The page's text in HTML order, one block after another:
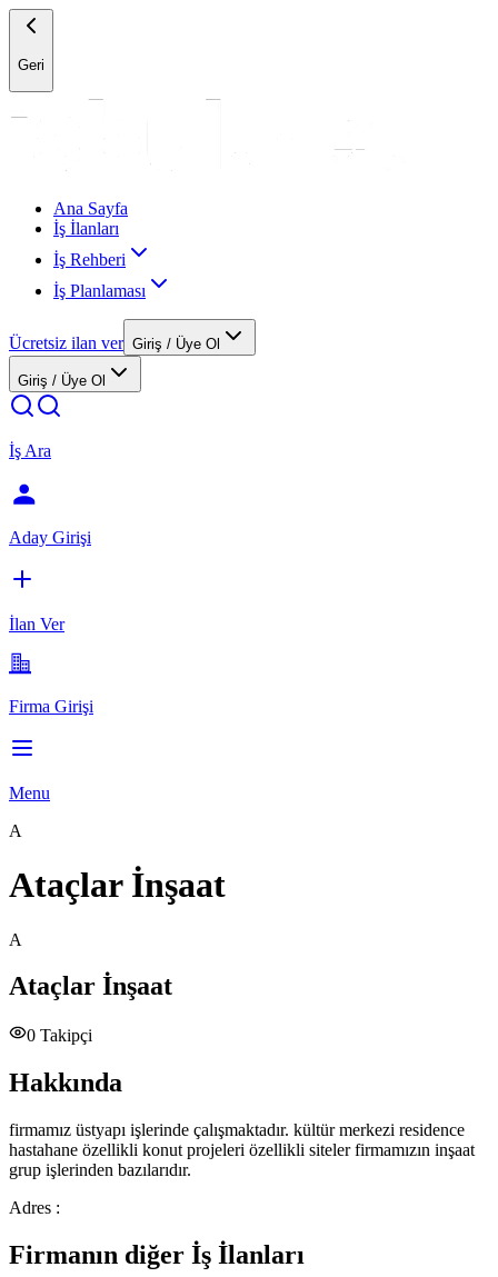
Geri
Ana Sayfa
İş İlanları
İş Rehberi
İş Planlaması
Ücretsiz ilan ver Giriş / Üye Ol
Giriş / Üye Ol
İş Ara
Aday Girişi
İlan Ver
Firma Girişi
Menu
A
Ataçlar İnşaat
A
Ataçlar İnşaat
0 Takipçi
Hakkında
firmamız üstyapı işlerinde çalışmaktadır. kültür merkezi residence
hastahane özellikli konut projeleri özellikli siteler firmamızın inşaat
grup işlerinden bazılarıdır.
Adres :
Firmanın diğer İş İlanları